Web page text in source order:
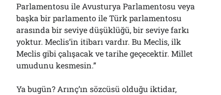
Parlamentosu ile Avusturya Parlamentosu veya
başka bir parlamento ile Türk parlamentosu
arasında bir seviye düşüklüğü, bir seviye farkı
yoktur. Meclis’in itibarı vardır. Bu Meclis, ilk
Meclis gibi çalışacak ve tarihe geçecektir. Millet
umudunu kesmesin.”
Ya bugün? Arınç’ın sözcüsü olduğu iktidar,